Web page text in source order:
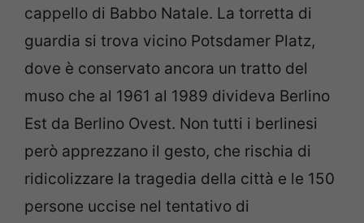
cappello di Babbo Natale. La torretta di
guardia si trova vicino Potsdamer Platz,
dove è conservato ancora un tratto del
muso che al 1961 al 1989 divideva Berlino
Est da Berlino Ovest. Non tutti i berlinesi
però apprezzano il gesto, che rischia di
ridicolizzare la tragedia della città e le 150
persone uccise nel tentativo di